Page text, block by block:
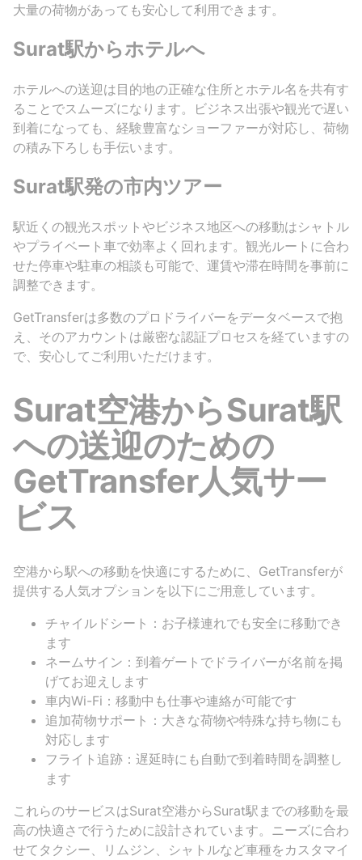
大量の荷物があっても安心して利用できます。
Surat駅からホテルへ
ホテルへの送迎は目的地の正確な住所とホテル名を共有す
ることでスムーズになります。ビジネス出張や観光で遅い
到着になっても、経験豊富なショーファーが対応し、荷物
の積み下ろしも手伝います。
Surat駅発の市内ツアー
駅近くの観光スポットやビジネス地区への移動はシャトル
やプライベート車で効率よく回れます。観光ルートに合わ
せた停車や駐車の相談も可能で、運賃や滞在時間を事前に
調整できます。
GetTransferは多数のプロドライバーをデータベースで抱
え、そのアカウントは厳密な認証プロセスを経ていますの
で、安心してご利用いただけます。
Surat空港からSurat駅
への送迎のための
GetTransfer人気サー
ビス
空港から駅への移動を快適にするために、GetTransferが
提供する人気オプションを以下にご用意しています。
チャイルドシート：お子様連れでも安全に移動でき
ます
ネームサイン：到着ゲートでドライバーが名前を掲
げてお迎えします
車内Wi-Fi：移動中も仕事や連絡が可能です
追加荷物サポート：大きな荷物や特殊な持ち物にも
対応します
フライト追跡：遅延時にも自動で到着時間を調整し
ます
これらのサービスはSurat空港からSurat駅までの移動を最
高の快適さで行うために設計されています。ニーズに合わ
せてタクシー、リムジン、シャトルなど車種をカスタマイ